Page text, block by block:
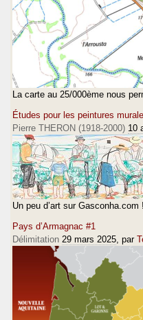
La carte au 25/000ème nous
Études pour les peintures
Pierre THERON (1918-2000) 10
Un peu d’art sur Gasconha.com !
Pays d’Armagnac #1
Délimitation 29 mars 2025 , par